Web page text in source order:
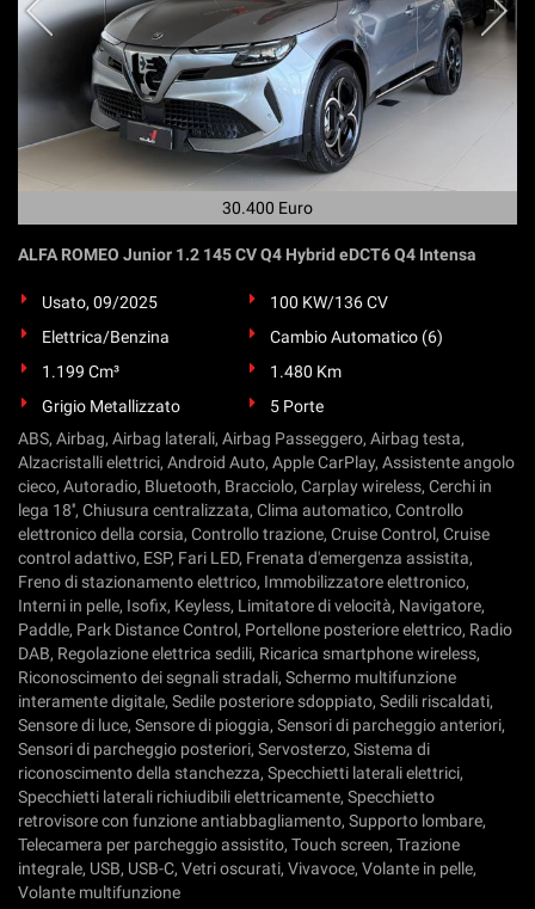
30.400 Euro
ALFA ROMEO Junior 1.2 145 CV Q4 Hybrid eDCT6 Q4 Intensa
Usato, 09/2025
100 KW/136 CV
Elettrica/Benzina
Cambio Automatico (6)
1.199 Cm³
1.480 Km
Grigio Metallizzato
5 Porte
ABS, Airbag, Airbag laterali, Airbag Passeggero, Airbag testa,
Alzacristalli elettrici, Android Auto, Apple CarPlay, Assistente angolo
cieco, Autoradio, Bluetooth, Bracciolo, Carplay wireless, Cerchi in
lega 18'', Chiusura centralizzata, Clima automatico, Controllo
elettronico della corsia, Controllo trazione, Cruise Control, Cruise
control adattivo, ESP, Fari LED, Frenata d'emergenza assistita,
Freno di stazionamento elettrico, Immobilizzatore elettronico,
Interni in pelle, Isofix, Keyless, Limitatore di velocità, Navigatore,
Paddle, Park Distance Control, Portellone posteriore elettrico, Radio
DAB, Regolazione elettrica sedili, Ricarica smartphone wireless,
Riconoscimento dei segnali stradali, Schermo multifunzione
interamente digitale, Sedile posteriore sdoppiato, Sedili riscaldati,
Sensore di luce, Sensore di pioggia, Sensori di parcheggio anteriori,
Sensori di parcheggio posteriori, Servosterzo, Sistema di
riconoscimento della stanchezza, Specchietti laterali elettrici,
Specchietti laterali richiudibili elettricamente, Specchietto
retrovisore con funzione antiabbagliamento, Supporto lombare,
Telecamera per parcheggio assistito, Touch screen, Trazione
integrale, USB, USB-C, Vetri oscurati, Vivavoce, Volante in pelle,
Volante multifunzione
questi
strumenti
tracciamento
rimanda
cookie
rivedere
modificare
scelte
in
qualsiasi
momento.
Cookie necessari
Cookie delle preferenze
Cookie per il miglioramento dell'esperienza utente
Cookie analitici
Cookie di marketing